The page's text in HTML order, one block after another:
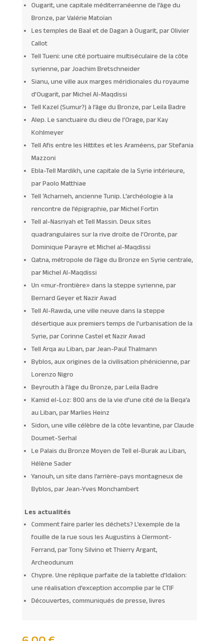
Ougarit, une capitale méditerranéenne de l’âge du
Bronze, par Valérie Matoïan
Les temples de Baal et de Dagan à Ougarit, par Olivier
Callot
Tell Tueni: une cité portuaire multiséculaire de la côte
syrienne, par Joachim Bretschneider
Sianu, une ville aux marges méridionales du royaume
d’Ougarit, par Michel Al-Maqdissi
Tell Kazel (Sumur?) à l’âge du Bronze, par Leila Badre
Alep. Le sanctuaire du dieu de l’Orage, par Kay
Kohlmeyer
Tell Afis entre les Hittites et les Araméens, par Stefania
Mazzoni
Ebla-Tell Mardikh, une capitale de la Syrie intérieure,
par Paolo Matthiae
Tell ‘Acharneh, ancienne Tunip. L’archéologie à la
rencontre de l’épigraphie, par Michel Fortin
Tell al-Nasriyah et Tell Massin. Deux sites
quadrangulaires sur la rive droite de l’Oronte, par
Dominique Parayre et Michel al-Maqdissi
Qatna, métropole de l’âge du Bronze en Syrie centrale,
par Michel Al-Maqdissi
Un «mur-frontière» dans la steppe syrienne, par
Bernard Geyer et Nazir Awad
Tell Al-Rawda, une ville neuve dans la steppe
désertique aux premiers temps de l’urbanisation de la
Syrie, par Corinne Castel et Nazir Awad
Tell Arqa au Liban, par Jean-Paul Thalmann
Byblos, aux origines de la civilisation phénicienne, par
Lorenzo Nigro
Beyrouth à l’âge du Bronze, par Leila Badre
Kamid el-Loz: 800 ans de la vie d’une cité de la Beqa’a
au Liban, par Marlies Heinz
Sidon, une ville célèbre de la côte levantine, par Claude
Doumet-Serhal
Le Palais du Bronze Moyen de Tell el-Burak au Liban,
Hélène Sader
Yanouh, un site dans l’arrière-pays montagneux de
Byblos, par Jean-Yves Monchambert
Les actualités
Comment faire parler les déchets? L’exemple de la
fouille de la rue sous les Augustins à Clermont-
Ferrand, par Tony Silvino et Thierry Argant,
Archeodunum
Chypre. Une réplique parfaite de la tablette d’Idalion:
une réalisation d’exception accomplie par le CTIF
Découvertes, communiqués de presse, livres